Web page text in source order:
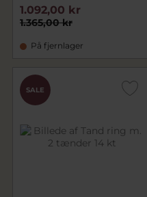
1.365,00 kr
1.092,00 kr
På fjernlager
SALE